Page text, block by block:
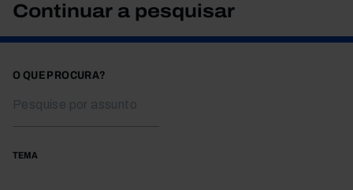
Continuar a pesquisar
O QUE PROCURA?
TEMA